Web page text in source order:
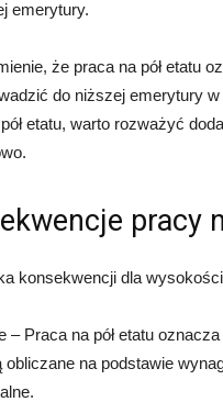
emerytury.
że praca na pół etatu
do niższej emerytury
etatu, warto rozważyć
pracy
konsekwencji dla
– Praca na pół etatu
obliczane na podstawie